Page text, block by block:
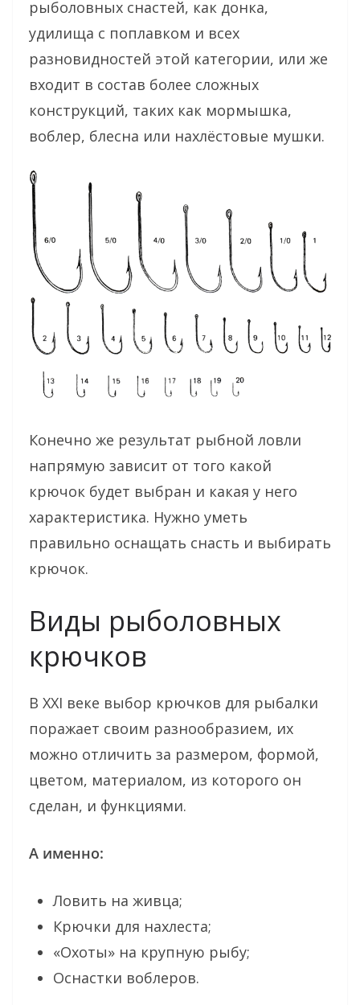
рыболовных снастей, как донка,
удилища с поплавком и всех
разновидностей этой категории, или же
входит в состав более сложных
конструкций, таких как мормышка,
воблер, блесна или нахлёстовые мушки.
Конечно же результат рыбной ловли
напрямую зависит от того какой
крючок будет выбран и какая у него
характеристика. Нужно уметь
правильно оснащать снасть и выбирать
крючок.
Виды рыболовных
крючков
В ХХІ веке выбор крючков для рыбалки
поражает своим разнообразием, их
можно отличить за размером, формой,
цветом, материалом, из которого он
сделан, и функциями.
А именно:
Ловить на живца;
Крючки для нахлеста;
«Охоты» на крупную рыбу;
Оснастки воблеров.